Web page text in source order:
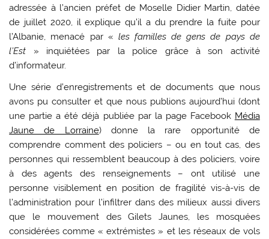
adressée à l’ancien préfet de Moselle Didier Martin, datée
de juillet 2020, il explique qu’il a du prendre la fuite pour
l’Albanie, menacé par « les familles de gens de pays de
l’Est » inquiétées par la police grâce à son activité
d’informateur.
Une série d’enregistrements et de documents que nous
avons pu consulter et que nous publions aujourd’hui (dont
une partie a été déjà publiée par la page Facebook Média
Jaune de Lorraine) donne la rare opportunité de
comprendre comment des policiers – ou en tout cas, des
personnes qui ressemblent beaucoup à des policiers, voire
à des agents des renseignements – ont utilisé une
personne visiblement en position de fragilité vis-à-vis de
l’administration pour l’infiltrer dans des milieux aussi divers
que le mouvement des Gilets Jaunes, les mosquées
considérées comme « extrémistes » et les réseaux de vols